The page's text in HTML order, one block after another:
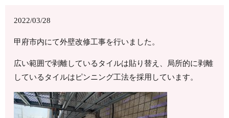
2022/03/28
甲府市内にて外壁改修工事を行いました。
広い範囲で剥離しているタイルは貼り替え、局所的に剥離
しているタイルはピンニング工法を採用しています。